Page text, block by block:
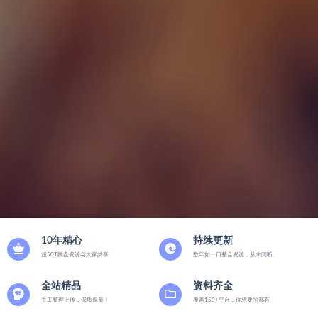
10年精心
超50T网盘资源与大家共享
持续更新
数年如一日整合资源，从未间断.
全站精品
手工整理上传，保质保量！
资料齐全
覆盖150+平台，你想要的都有